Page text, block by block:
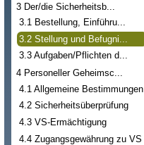
3 Der/die Sicherheitsb...
3.1 Bestellung, Einführu...
3.2 Stellung und Befugni...
3.3 Aufgaben/Pflichten d...
4 Personeller Geheimsc...
4.1 Allgemeine Bestimmungen
4.2 Sicherheitsüberprüfung
4.3 VS-Ermächtigung
4.4 Zugangsgewährung zu VS